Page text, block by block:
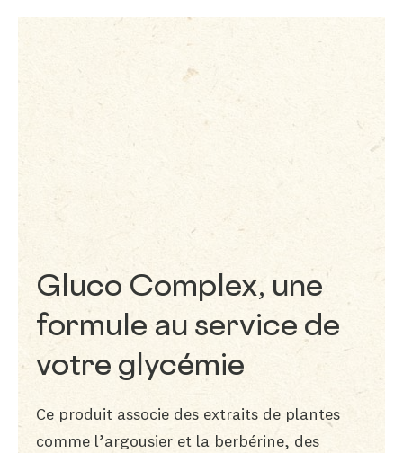
Gluco Complex, une
formule au service de
votre glycémie
Ce produit associe des extraits de plantes
comme l’argousier et la berbérine, des